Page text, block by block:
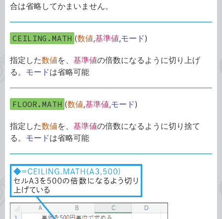
合は省略してかまいません。
CEILING.MATH (数値,基準値,モード)
指定した数値を、 基準値の倍数になるように切り上げ
る。 モードは省略可能
FLOOR.MATH (数値,基準値,モード)
指定した数値を、 基準値の倍数になるように切り捨て
る。 モードは省略可能